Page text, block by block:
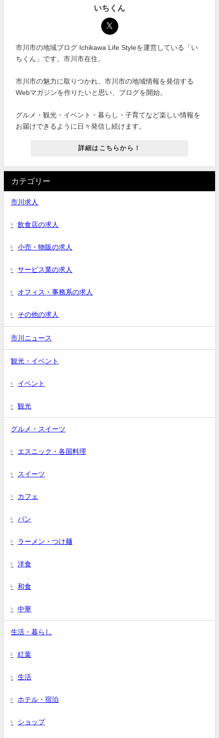
いちくん
市川市の地域ブログ Ichikawa Life Styleを運営している「い
ちくん」です。市川市在住。
市川市の魅力に取りつかれ、市川市の地域情報を発信する
Webマガジンを作りたいと思い、ブログを開始。
グルメ・観光・イベント・暮らし・子育てなど楽しい情報を
お届けできるように日々発信し続けます。
詳細はこちらから！
カテゴリー
市川求人
飲食店の求人
小売・物販の求人
サービス業の求人
オフィス・事務系の求人
その他の求人
市川ニュース
観光・イベント
イベント
観光
グルメ・スイーツ
エスニック・各国料理
スイーツ
カフェ
パン
ラーメン・つけ麺
洋食
和食
中華
生活・暮らし
紅葉
生活
ホテル・宿泊
ショップ